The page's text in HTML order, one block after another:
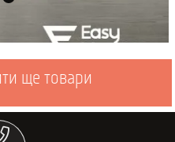
ще товари